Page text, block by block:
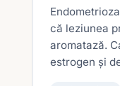
că leziunea
aromatază.
estrogen și